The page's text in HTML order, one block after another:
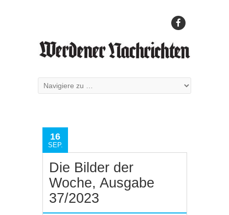
16
SEP.
Die Bilder der
Woche, Ausgabe
37/2023